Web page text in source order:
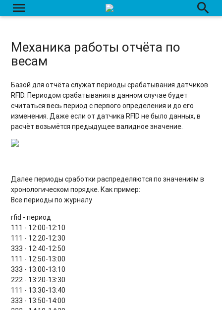
menu search
Механика работы отчёта по
весам
Базой для отчёта служат периоды срабатывания датчиков
RFID. Периодом срабатывания в данном случае будет
считаться весь период с первого определения и до его
изменения. Даже если от датчика RFID не было данных, в
расчёт возьмётся предыдущее валидное значение.
Далее периоды сработки распределяются по значениям в
хронологическом порядке. Как пример:
Все периоды по журналу
rfid - период
111 - 12:00-12:10
111 - 12:20-12:30
333 - 12:40-12:50
111 - 12:50-13:00
333 - 13:00-13:10
222 - 13:20-13:30
111 - 13:30-13:40
333 - 13:50-14:00